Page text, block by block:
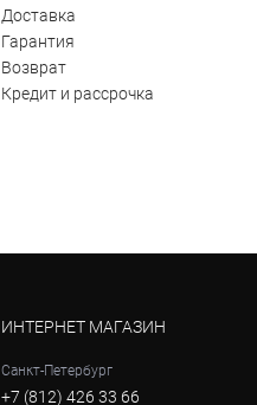
Доставка
Гарантия
Возврат
Кредит и рассрочка
ИНТЕРНЕТ МАГАЗИН
Санкт-Петербург
+7 (812) 426 33 66